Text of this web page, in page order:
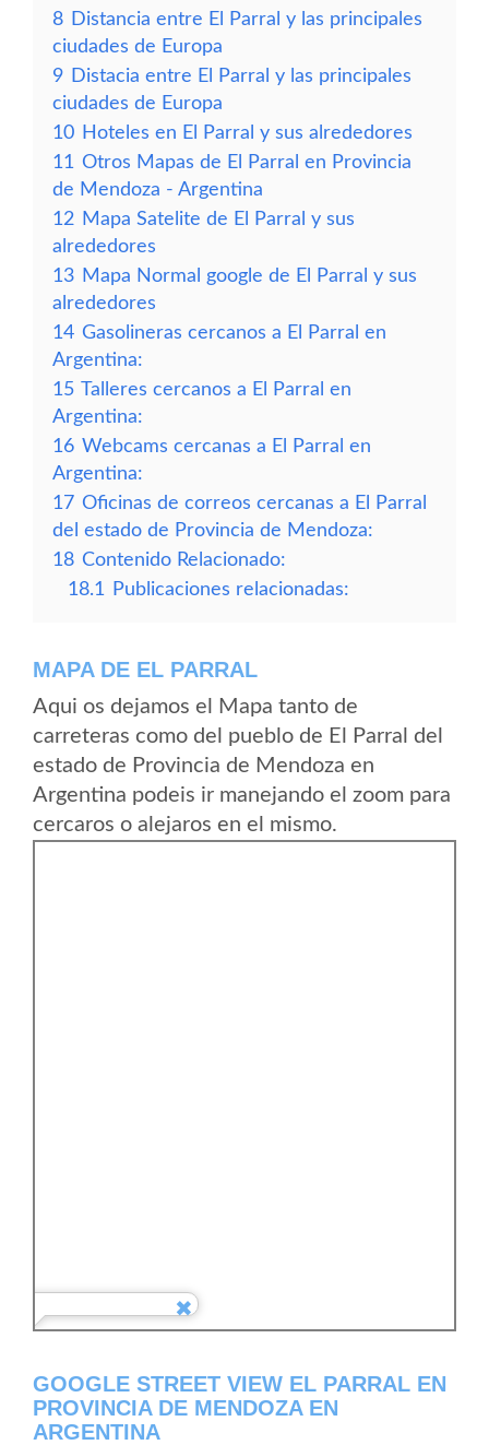
8 Distancia entre El Parral y las principales
ciudades de Europa
9 Distacia entre El Parral y las principales
ciudades de Europa
10 Hoteles en El Parral y sus alrededores
11 Otros Mapas de El Parral en Provincia
de Mendoza - Argentina
12 Mapa Satelite de El Parral y sus
alrededores
13 Mapa Normal google de El Parral y sus
alrededores
14 Gasolineras cercanos a El Parral en
Argentina:
15 Talleres cercanos a El Parral en
Argentina:
16 Webcams cercanas a El Parral en
Argentina:
17 Oficinas de correos cercanas a El Parral
del estado de Provincia de Mendoza:
18 Contenido Relacionado:
18.1
Publicaciones relacionadas:
MAPA DE EL PARRAL
Aqui os dejamos el Mapa tanto de
carreteras como del pueblo de El Parral del
estado de Provincia de Mendoza en
Argentina podeis ir manejando el zoom para
cercaros o alejaros en el mismo.
GOOGLE STREET VIEW EL PARRAL EN
PROVINCIA DE MENDOZA EN
ARGENTINA